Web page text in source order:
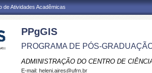
de Atividades Acadêmicas
PPgGIS
PROGRAMA DE PÓS-
ADMINISTRAÇÃO DO CENTRO DE
E-mail: heleni.aires@ufrn.br